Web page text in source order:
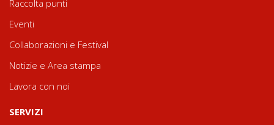
Raccolta punti
Eventi
Collaborazioni e Festival
Notizie e Area stampa
Lavora con noi
SERVIZI